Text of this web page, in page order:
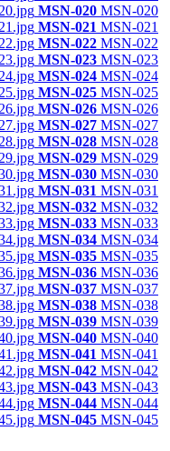
MSN-020 MSN-020
MSN-021 MSN-021
MSN-022 MSN-022
MSN-023 MSN-023
MSN-024 MSN-024
MSN-025 MSN-025
MSN-026 MSN-026
MSN-027 MSN-027
MSN-028 MSN-028
MSN-029 MSN-029
MSN-030 MSN-030
MSN-031 MSN-031
MSN-032 MSN-032
MSN-033 MSN-033
MSN-034 MSN-034
MSN-035 MSN-035
MSN-036 MSN-036
MSN-037 MSN-037
MSN-038 MSN-038
MSN-039 MSN-039
MSN-040 MSN-040
MSN-041 MSN-041
MSN-042 MSN-042
MSN-043 MSN-043
MSN-044 MSN-044
MSN-045 MSN-045